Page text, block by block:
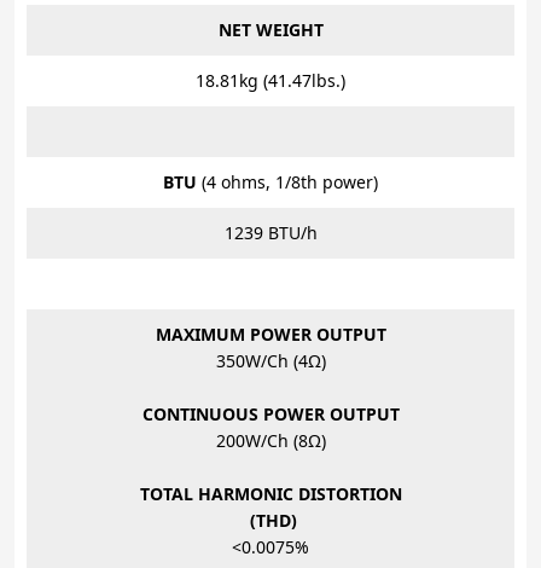
NET WEIGHT
18.81kg (41.47lbs.)
BTU (4 ohms, 1/8th power)
1239 BTU/h
MAXIMUM POWER OUTPUT
350W/Ch (4Ω)
CONTINUOUS POWER OUTPUT
200W/Ch (8Ω)
TOTAL HARMONIC DISTORTION
(THD)
<0.0075%